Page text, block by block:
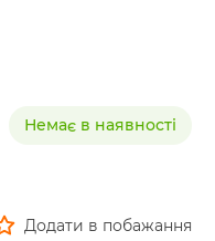
Немає в наявності
Додати в побажання